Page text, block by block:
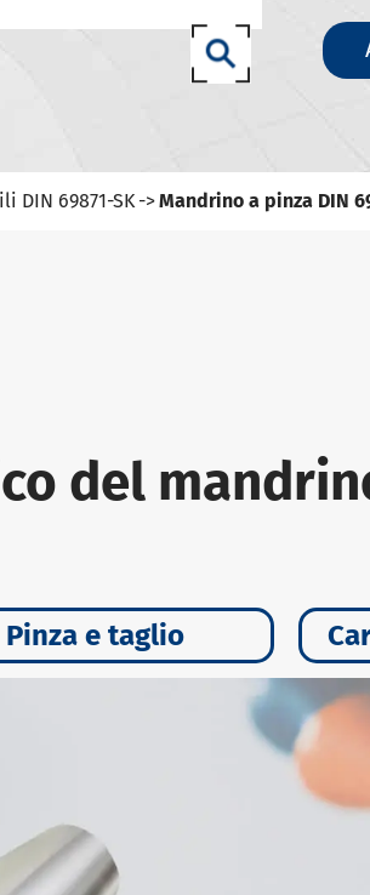
(ISO 12164) HSK-F portautensili
(ISO12164-1)-HSK-T portautensili
DIN 69871-SK Mandrino a pinza DIN
del
Pinza e taglio